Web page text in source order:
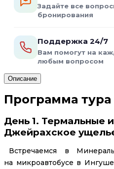
Задайте все
бронирования
Поддержка 24/7
Вам помогут на
любым вопросом
Описание
Программа
День 1. Термальные
Джейрахское
Встречаемся в
на микроавтобусе в